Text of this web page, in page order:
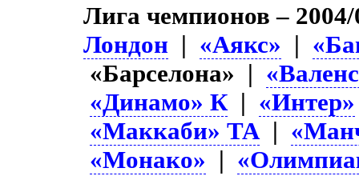
Лига чемпионов –
Лондон | «Аякс» |
«Барселона» |
«Динамо» К | «Интер»
«Маккаби» ТА |
«Монако» |